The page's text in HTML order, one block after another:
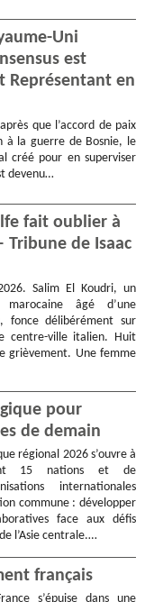
Uni
est
Représentant en
que l’accord de paix
à la guerre de Bosnie, le
créé pour en superviser
devenu…
fait oublier à
Tribune de Isaac
Salim El Koudri, un
marocaine âgé d’une
fonce délibérément sur
centre-ville italien. Huit
grièvement. Une femme
pour
de demain
régional 2026 s’ouvre à
15 nations et de
internationales
commune : développer
face aux défis
l’Asie centrale.…
français
s’épuise dans une